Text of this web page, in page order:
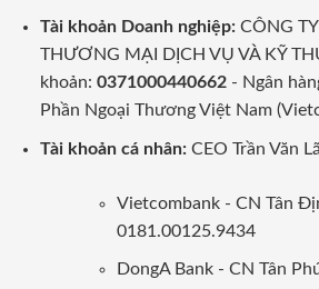
Tài khoản Doanh nghiệp:CÔNG
THƯƠNG MẠI DỊCH VỤ VÀ KỸ
khoản: 0371000440662- Ngân
Phần Ngoại Thương Việt Nam
Tài khoản cá nhân: CEO Trần Văn
Vietcombank - CN Tân
0181.00125.9434
DongA Bank - CN Tân